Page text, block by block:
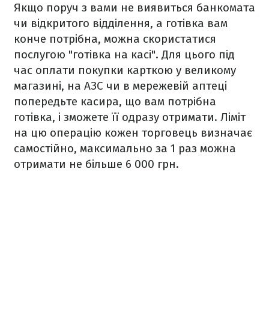
Якщо поруч з вами не виявиться банкомата
чи відкритого відділення, а готівка вам
конче потрібна, можна скористатися
послугою "готівка на касі". Для цього під
час оплати покупки карткою у великому
магазині, на АЗС чи в мережевій аптеці
попередьте касира, що вам потрібна
готівка, і зможете її одразу отримати. Ліміт
на цю операцію кожен торговець визначає
самостійно, максимально за 1 раз можна
отримати не більше 6 000 грн.